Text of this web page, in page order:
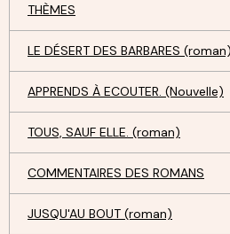
THÈMES
LE DÉSERT DES BARBARES (roman)
APPRENDS À ECOUTER. (Nouvelle)
TOUS, SAUF ELLE. (roman)
COMMENTAIRES DES ROMANS
JUSQU'AU BOUT (roman)